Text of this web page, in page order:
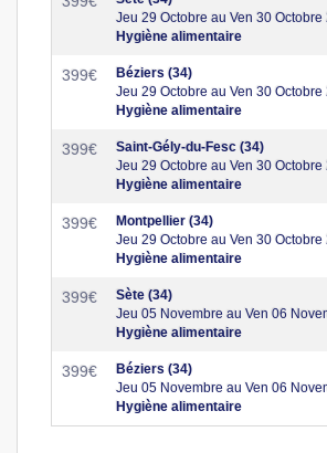
Jeu 29 Octobre au Ven 30 Octobre
Hygiène alimentaire
399€
Béziers (34)
Jeu 29 Octobre au Ven 30 Octobre
Hygiène alimentaire
399€
Saint-Gély-du-Fesc (34)
Jeu 29 Octobre au Ven 30 Octobre
Hygiène alimentaire
399€
Montpellier (34)
Jeu 29 Octobre au Ven 30 Octobre
Hygiène alimentaire
399€
Sète (34)
Jeu 05 Novembre au Ven 06
Hygiène alimentaire
399€
Béziers (34)
Jeu 05 Novembre au Ven 06
Hygiène alimentaire